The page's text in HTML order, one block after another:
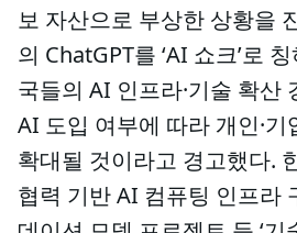
보 자산으로 부상한 상황을
의 ChatGPT를 ‘AI 쇼크’로
국들의 AI 인프라·기술 확산
AI 도입 여부에 따라 개인·기
확대될 것이라고 경고했다.
협력 기반 AI 컴퓨팅 인프라